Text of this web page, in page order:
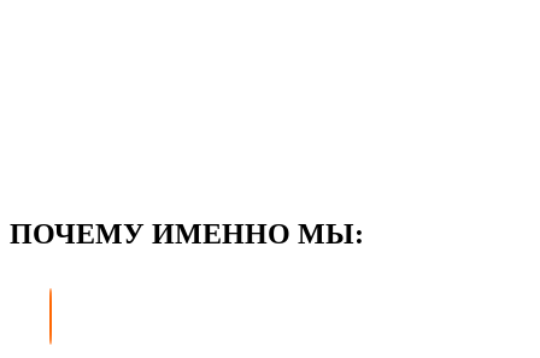
ПОЧЕМУ ИМЕННО МЫ: